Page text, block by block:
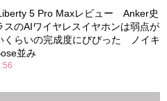
5 Pro Maxレビュー Anker史
スのAIワイヤレスイヤホンは弱点が
くらいの完成度にびびった ノイキ
並み